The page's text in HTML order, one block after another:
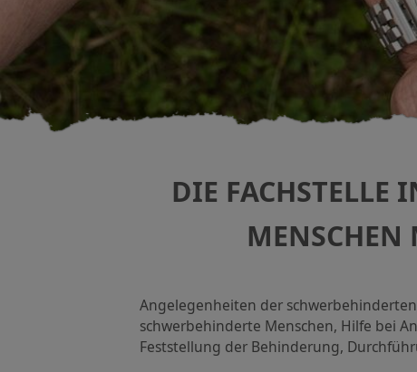
DIE FACHSTELLE
Angelegenheiten der
schwerbehinderte Menschen, Hilfe bei
Feststellung der Behinderung,